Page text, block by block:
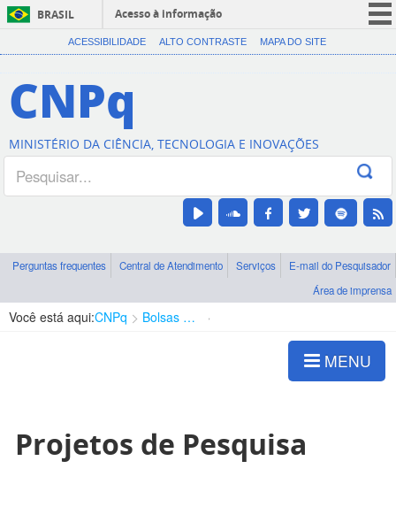
BRASIL
Acesso à informação
CORONAVÍRUS (COVID-19)
Canais
ACESSIBILIDADE ALTO CONTRASTE MAPA DO SITE
CNPq
MINISTÉRIO DA CIÊNCIA, TECNOLOGIA E INOVAÇÕES
Perguntas frequentes Central de Atendimento Serviços
E-mail do Pesquisador
Área de imprensa
Você está aqui:CNPq Bolsas e Auxílios Vigentes
MENU
Projetos de Pesquisa